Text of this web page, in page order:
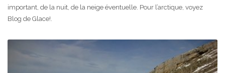
important, de la nuit, de la neige éventuelle. Pour l’arctique, voyez
Blog de Glace!.